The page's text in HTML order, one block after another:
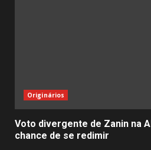
Originários
Voto divergente de Zanin na
chance de se redimir